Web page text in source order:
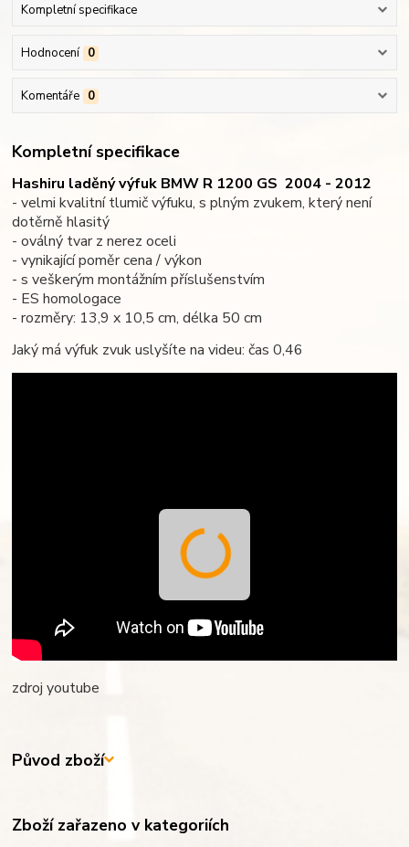
Kompletní specifikace
Hodnocení 0
Komentáře 0
Kompletní specifikace
Hashiru laděný výfuk BMW R 1200 GS 2004 - 2012
- velmi kvalitní tlumič výfuku, s plným zvukem, který není
dotěrně hlasitý
- oválný tvar z nerez oceli
- vynikající poměr cena / výkon
- s veškerým montážním příslušenstvím
- ES homologace
- rozměry: 13,9 x 10,5 cm, délka 50 cm
Jaký má výfuk zvuk uslyšíte na videu: čas 0,46
zdroj youtube
Původ zboží
Zboží zařazeno v kategoriích